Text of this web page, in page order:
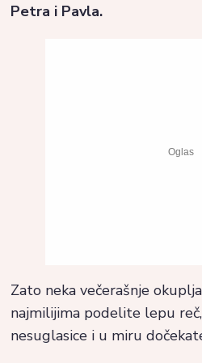
Petra i Pavla.
Zato neka večerašnje
najmilijima podelite lepu
nesuglasice i u miru